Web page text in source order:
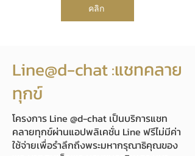
คลิก
Line@d-chat :แชทคลาย
ทุกข์
โครงการ Line @d-chat เป็นบริการแชท
คลายทุกข์ผ่านแอปพลิเคชั่น Line ฟรีไม่มีค่า
ใช้จ่ายเพื่อรำลึกถึงพระมหากรุณาธิคุณของ